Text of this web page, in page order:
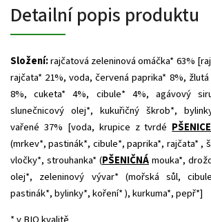
Detailní popis produktu
Složení:rajčatová zeleninová omáčka* 63%
rajčata* 21%, voda, červená paprika* 8%,
8%, cuketa* 4%, cibule* 4%, agávový
slunečnicový olej*, kukuřičný škrob*,
vařené 37% [voda, krupice z tvrdé PŠENICE
(mrkev*, pastinák*, cibule*, paprika*, rajčata* ,
vločky*, strouhanka* (PŠENIČNÁmouka*,
olej*, zeleninový vývar* (mořská sůl,
pastinák*, bylinky*, koření* ), kurkuma*, pepř*]